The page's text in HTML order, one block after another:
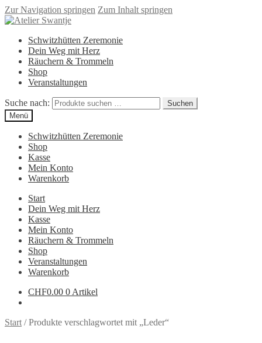
Zur Navigation springen Zum Inhalt springen
Schwitzhütten Zeremonie
Dein Weg mit Herz
Räuchern & Trommeln
Shop
Veranstaltungen
Suche nach:
Suchen
Menü
Schwitzhütten Zeremonie
Shop
Kasse
Mein Konto
Warenkorb
Start
Dein Weg mit Herz
Kasse
Mein Konto
Räuchern & Trommeln
Shop
Veranstaltungen
Warenkorb
CHF0.00 0 Artikel
Start /Produkte verschlagwortet mit „Leder“